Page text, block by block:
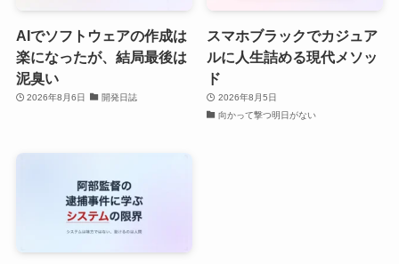
AIでソフトウェアの作成は
楽になったが、結局最後は
泥臭い
2026年8月6日 開発日誌
スマホブラックでカジュア
ルに人生詰める現代メソッ
ド
2026年8月5日
向かって撃つ明日がない